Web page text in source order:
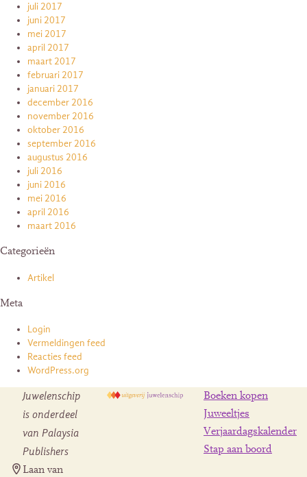
juli 2017
juni 2017
mei 2017
april 2017
maart 2017
februari 2017
januari 2017
december 2016
november 2016
oktober 2016
september 2016
augustus 2016
juli 2016
juni 2016
mei 2016
april 2016
maart 2016
Categorieën
Artikel
Meta
Login
Vermeldingen feed
Reacties feed
WordPress.org
Juwelenschip
is onderdeel
van Palaysia
Publishers
Laan van
Boeken kopen
Juweeltjes
Verjaardagskalender
Stap aan boord